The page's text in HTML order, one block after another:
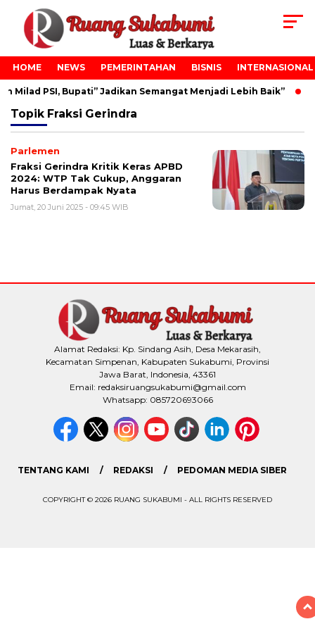
HOME NEWS PEMERINTAHAN BISNIS INTERNASIONAL
Milad PSI, Bupati” Jadikan Semangat Menjadi Lebih Baik”
Topik Fraksi Gerindra
Parlemen
Fraksi Gerindra Kritik Keras APBD
2024: WTP Tak Cukup, Anggaran
Harus Berdampak Nyata
Jumat, 20 Juni 2025 - 09:45 WIB
Alamat Redaksi: Kp. Sindang Asih, Desa Mekarasih,
Kecamatan Simpenan, Kabupaten Sukabumi, Provinsi
Jawa Barat, Indonesia, 43361
Email: redaksiruangsukabumi@gmail.com
Whatsapp: 085720693066
TENTANG KAMI REDAKSI PEDOMAN MEDIA SIBER
COPYRIGHT © 2026 RUANG SUKABUMI - ALL RIGHTS RESERVED